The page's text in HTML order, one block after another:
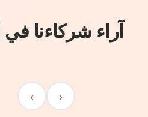
آراء شركاءنا في
‹
›